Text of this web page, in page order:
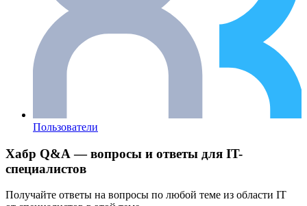
Пользователи
Хабр Q&A — вопросы и ответы для IT-
специалистов
Получайте ответы на вопросы по любой теме из области IT